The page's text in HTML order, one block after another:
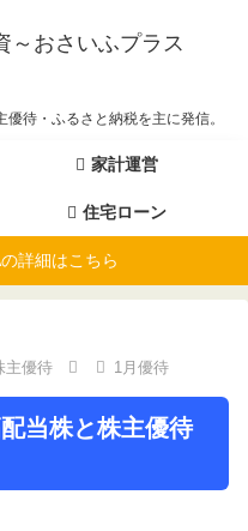
～おさいふプラス
待・ふるさと納税を主に発信。
家計運営
住宅ローン
詳細はこちら
主優待 1月優待
当株と株主優待